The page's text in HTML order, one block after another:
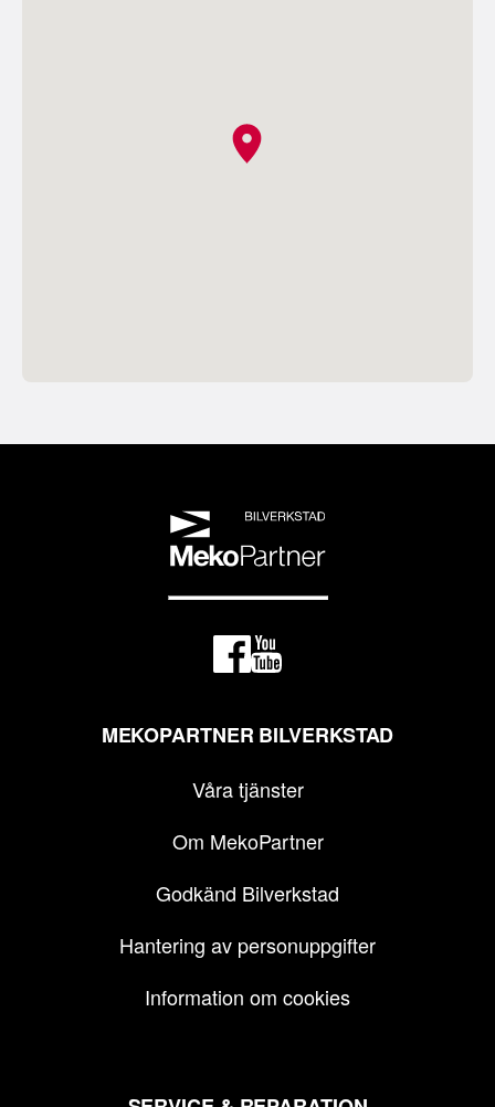
MEKOPARTNER BILVERKSTAD
Våra tjänster
Om MekoPartner
Godkänd Bilverkstad
Hantering av personuppgifter
Information om cookies